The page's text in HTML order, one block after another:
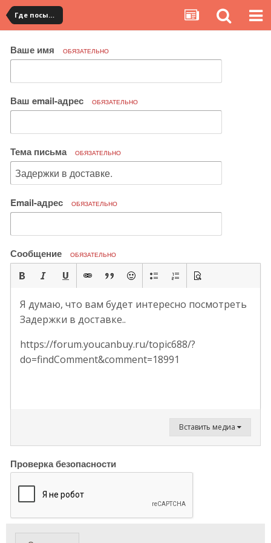
Где посылка?
Ваше имя ОБЯЗАТЕЛЬНО
Ваш email-адрес ОБЯЗАТЕЛЬНО
Тема письма ОБЯЗАТЕЛЬНО
Email-адрес ОБЯЗАТЕЛЬНО
Сообщение ОБЯЗАТЕЛЬНО
Я думаю, что вам будет интересно посмотреть
Задержки в доставке..
https://forum.youcanbuy.ru/topic688/?
do=findComment&comment=18991
Вставить медиа
Проверка безопасности